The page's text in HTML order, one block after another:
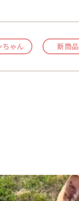
ちゃん 新商品